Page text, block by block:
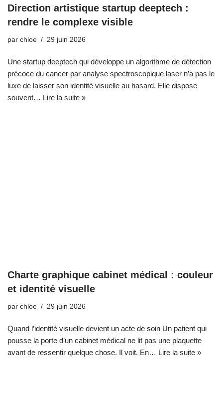
Direction artistique startup deeptech :
rendre le complexe visible
par chloe 29 juin 2026
Une startup deeptech qui développe un algorithme de détection
précoce du cancer par analyse spectroscopique laser n’a pas le
luxe de laisser son identité visuelle au hasard. Elle dispose
souvent… Lire la suite »
Charte graphique cabinet médical : couleur
et identité visuelle
par chloe 29 juin 2026
Quand l’identité visuelle devient un acte de soin Un patient qui
pousse la porte d’un cabinet médical ne lit pas une plaquette
avant de ressentir quelque chose. Il voit. En… Lire la suite »